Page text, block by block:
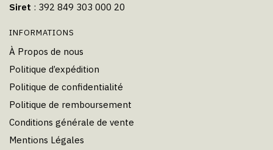
Siret : 392 849 303 000 20
INFORMATIONS
À Propos de nous
Politique d’expédition
Politique de confidentialité
Politique de remboursement
Conditions générale de vente
Mentions Légales